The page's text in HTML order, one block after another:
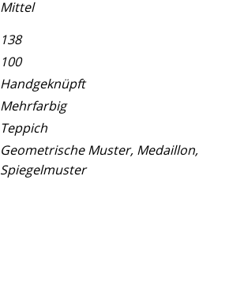
Mittel
138
100
Handgeknüpft
Mehrfarbig
Teppich
Geometrische Muster, Medaillon,
Spiegelmuster